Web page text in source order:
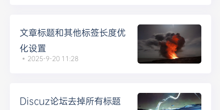
文章标题和其他标签长度优
化设置
2025-9-20 11:28
Discuz论坛去掉所有标题